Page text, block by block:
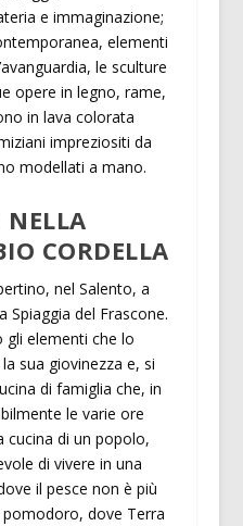
e immaginazione;
elementi
le sculture
opere in legno, rame,
in lava colorata
impreziositi da
modellati a mano.
NELLA
CORDELLA
nel Salento, a
Spiaggia del Frascone.
gli elementi che lo
sua giovinezza e, si
di famiglia che, in
le varie ore
cucina di un popolo,
di vivere in una
il pesce non è più
dove Terra